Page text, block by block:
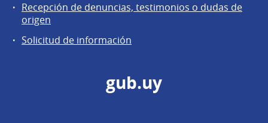
Recepción de denuncias, testimonios o dudas de
origen
Solicitud de información
gub.uy